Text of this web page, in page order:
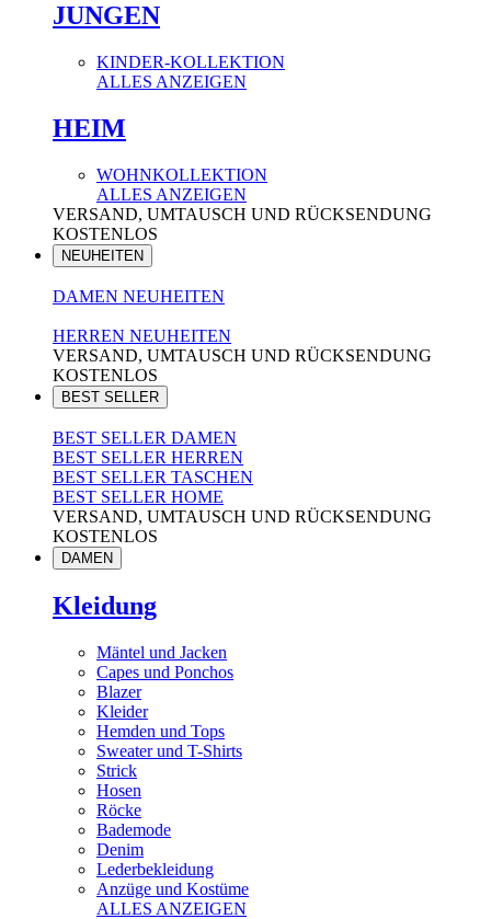
JUNGEN
KINDER-KOLLEKTION
ALLES ANZEIGEN
HEIM
WOHNKOLLEKTION
ALLES ANZEIGEN
VERSAND, UMTAUSCH UND RÜCKSENDUNG
KOSTENLOS
NEUHEITEN
DAMEN NEUHEITEN
HERREN NEUHEITEN
VERSAND, UMTAUSCH UND RÜCKSENDUNG
KOSTENLOS
BEST SELLER
BEST SELLER DAMEN
BEST SELLER HERREN
BEST SELLER TASCHEN
BEST SELLER HOME
VERSAND, UMTAUSCH UND RÜCKSENDUNG
KOSTENLOS
DAMEN
Kleidung
Mäntel und Jacken
Capes und Ponchos
Blazer
Kleider
Hemden und Tops
Sweater und T-Shirts
Strick
Hosen
Röcke
Bademode
Denim
Lederbekleidung
Anzüge und Kostüme
ALLES ANZEIGEN